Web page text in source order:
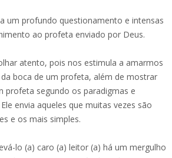
um profundo questionamento e intensas
ao profeta enviado por Deus.
atento, pois nos estimula a amarmos
boca de um profeta, além de mostrar
profeta segundo os paradigmas e
envia aqueles que muitas vezes são
e os mais simples.
lo (a) caro (a) leitor (a) há um mergulho